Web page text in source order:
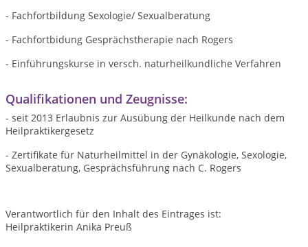
- Fachfortbildung Sexologie/ Sexualberatung
- Fachfortbidung Gesprächstherapie nach Rogers
- Einführungskurse in versch. naturheilkundliche Verfahren
Qualifikationen und Zeugnisse:
- seit 2013 Erlaubnis zur Ausübung der Heilkunde nach dem
Heilpraktikergesetz
- Zertifikate für Naturheilmittel in der Gynäkologie, Sexologie,
Sexualberatung, Gesprächsführung nach C. Rogers
Verantwortlich für den Inhalt des Eintrages ist:
Heilpraktikerin Anika Preuß